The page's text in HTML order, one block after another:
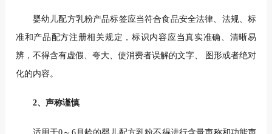
婴幼儿配方乳粉产品标签应当符合食品安全法律、法规、标
准和产品配方注册相关规定，标识内容应当真实准确、清晰易
辨，不得含有虚假、夸大、使消费者误解的文字、 图形或者绝对
化的内容。
2、声称谨慎